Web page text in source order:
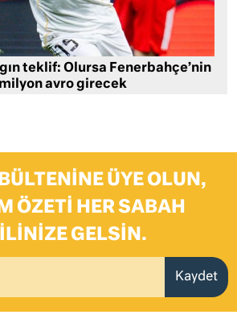
teklif: Olursa Fenerbahçe’nin
milyon avro girecek
ÜYE OLUN,
ÖZETI HER SABAH
GELSIN.
Kaydet